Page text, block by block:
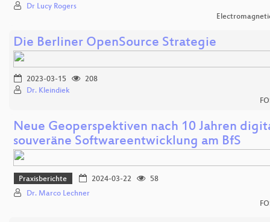
Dr Lucy Rogers
Die Berliner OpenSource Strategie
2023-03-15
208
Dr. Kleindiek
Neue Geoperspektiven nach 10 Jahren
souveräne Softwareentwicklung am BfS
Praxisberichte 2024-03-22
58
Dr. Marco Lechner